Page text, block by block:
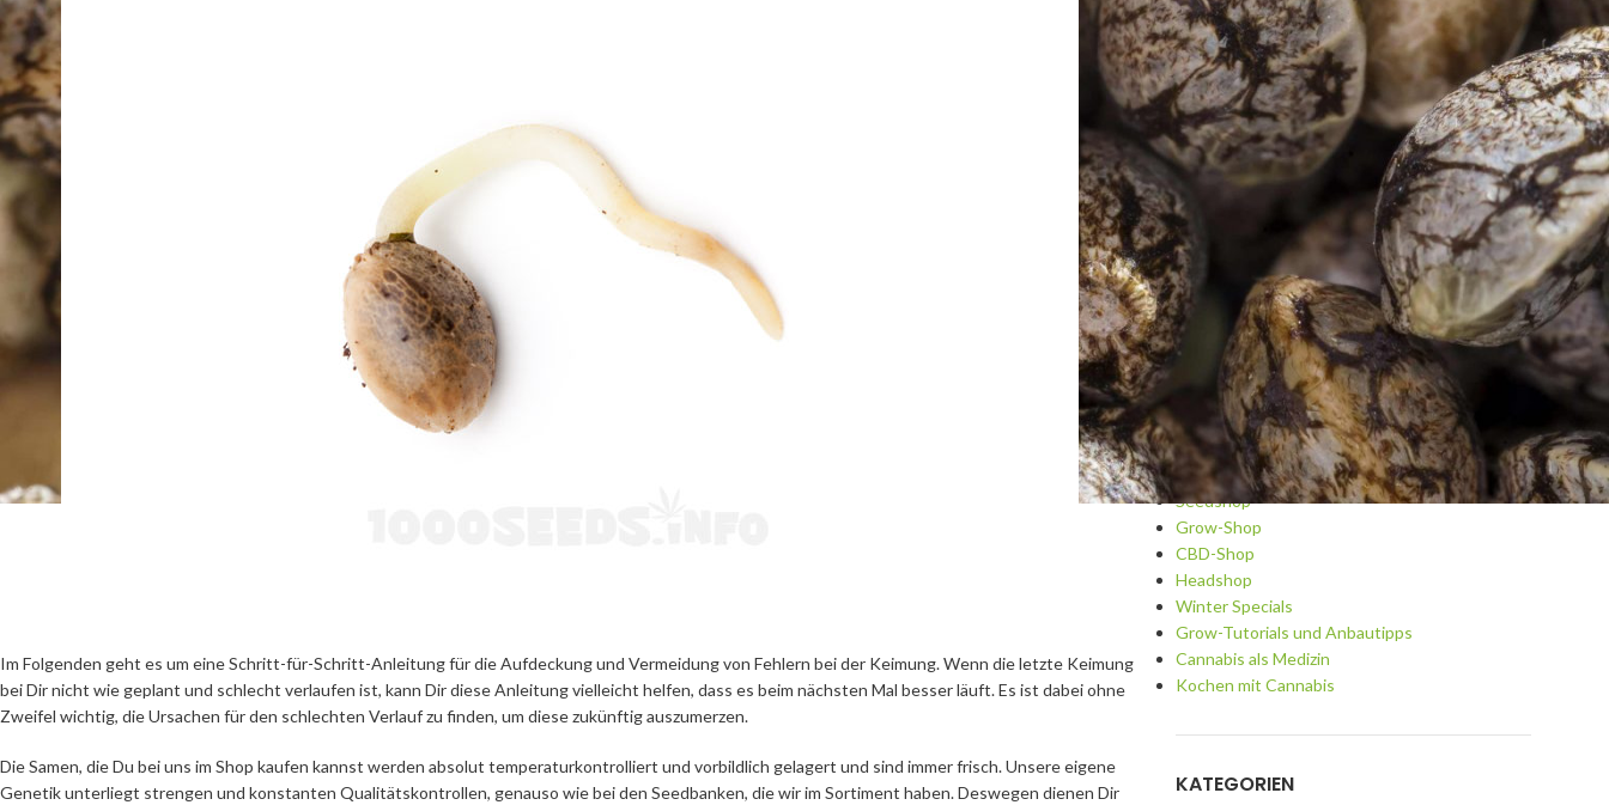
Im Folgenden geht es um eine Schritt-für-Schritt-Anleitung für die Aufdeckung und Vermeidung von Fehlern bei der Keimung. Wenn die letzte Keimung
bei Dir nicht wie geplant und schlecht verlaufen ist, kann Dir diese Anleitung vielleicht helfen, dass es beim nächsten Mal besser läuft. Es ist dabei ohne
Zweifel wichtig, die Ursachen für den schlechten Verlauf zu finden, um diese zukünftig auszumerzen.
Die Samen, die Du bei uns im Shop kaufen kannst werden absolut temperaturkontrolliert und vorbildlich gelagert und sind immer frisch. Unsere eigene
Genetik unterliegt strengen und konstanten Qualitätskontrollen, genauso wie bei den Seedbanken, die wir im Sortiment haben. Deswegen dienen Dir
BLOG-KATEGORIEN
Blog
Cannabis A-Z
Cannabis als Medizin
Cannabis-Kosmetik & Spa
Cannabisrezepte
Dips und Saucen
Fragen und Antworten
Getränke und Cocktails mit Cannabis
Growing
Grundrezepte und Tipps
Hydroponic
Snacks und Hauptgerichte
Sorten und Strainreviews
Süßes und Gebäck
Seedshop
Grow-Shop
CBD-Shop
Headshop
Winter Specials
Grow-Tutorials und Anbautipps
Cannabis als Medizin
Kochen mit Cannabis
KATEGORIEN